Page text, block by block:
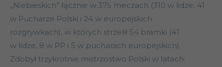
„Niebieskich” łącznie w 375 meczach (310 w lidze, 41
w Pucharze Polski i 24 w europejskich
rozgrywkach), w których strzelił 54 bramki (41
w lidze, 8 w PP i 5 w pucharach europejskich).
Zdobył trzykrotnie mistrzostwo Polski w latach: